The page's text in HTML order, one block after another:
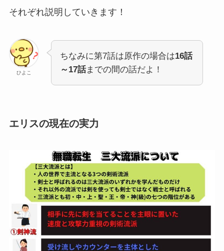
それぞれ説明していきます！
ひよこ
ちなみに第7話は原作の場合は16話
～17話までの間の話だよ！
エリスの現在の実力